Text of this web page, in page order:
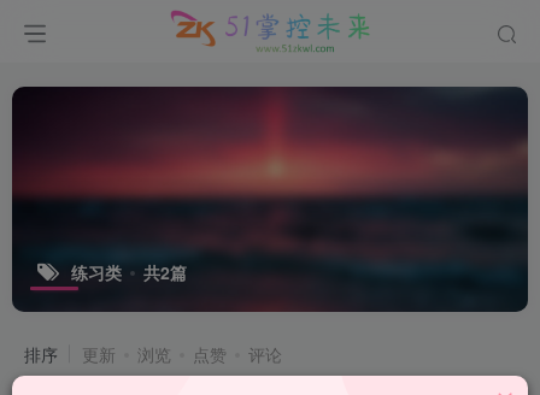
练习类 共2篇
排序 更新 浏览 点赞 评论